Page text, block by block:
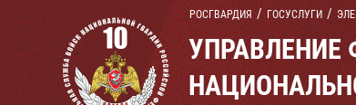
РОСГВАРДИЯ ГОСУСЛУГИ